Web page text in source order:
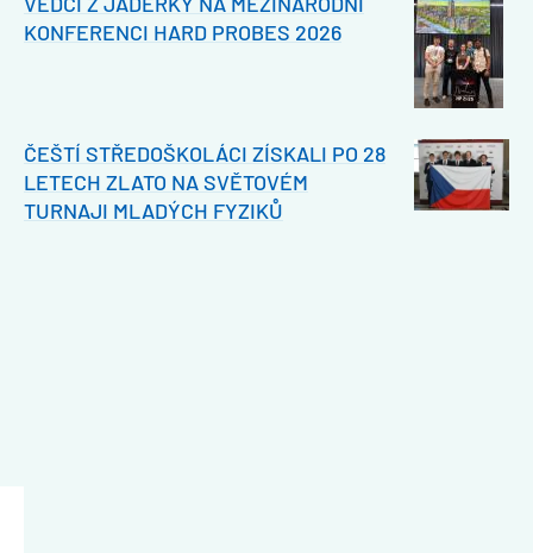
KONFERENCI HARD PROBES 2026
ČEŠTÍ STŘEDOŠKOLÁCI ZÍSKALI PO 28
LETECH ZLATO NA SVĚTOVÉM
TURNAJI MLADÝCH FYZIKŮ